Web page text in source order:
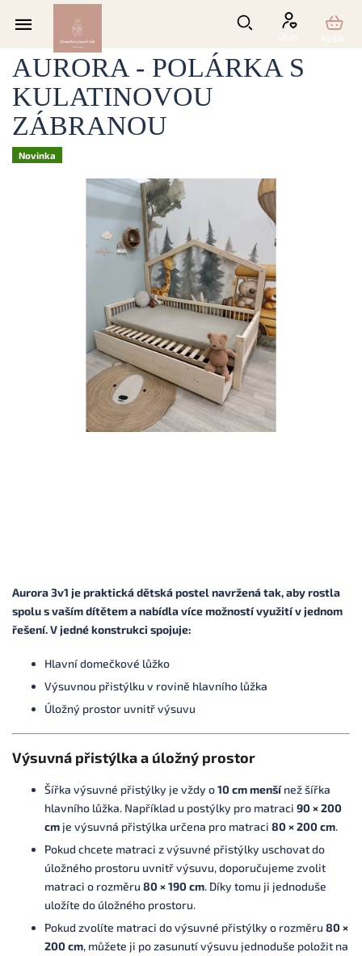
DOMEČKOVÁ POSTEL 3v1
AURORA - POLÁRKA S
KULATINOVOU
ZÁBRANOU
Novinka
Aurora 3v1 je praktická dětská postel navržená tak, aby rostla
spolu s vaším dítětem a nabídla více možností využití v jednom
řešení. V jedné konstrukci spojuje:
Hlavní domečkové lůžko
Výsuvnou přistýlku v rovině hlavního lůžka
Úložný prostor uvnitř výsuvu
Výsuvná přistýlka a úložný prostor
Šířka výsuvné přistýlky je vždy o10 cm menšínež šířka
hlavního lůžka. Například u postýlky pro matraci 90 × 200
cm je výsuvná přistýlka určena pro matraci 80 × 200 cm.
Pokud chcete matraci z výsuvné přistýlky uschovat do
úložného prostoru uvnitř výsuvu, doporučujeme zvolit
matraci o rozměru 80 × 190 cm. Díky tomu ji jednoduše
uložíte do úložného prostoru.
Pokud zvolíte matraci do výsuvné přistýlky o rozměru 80 ×
200 cm, můžete ji po zasunutí výsuvu jednoduše položit na